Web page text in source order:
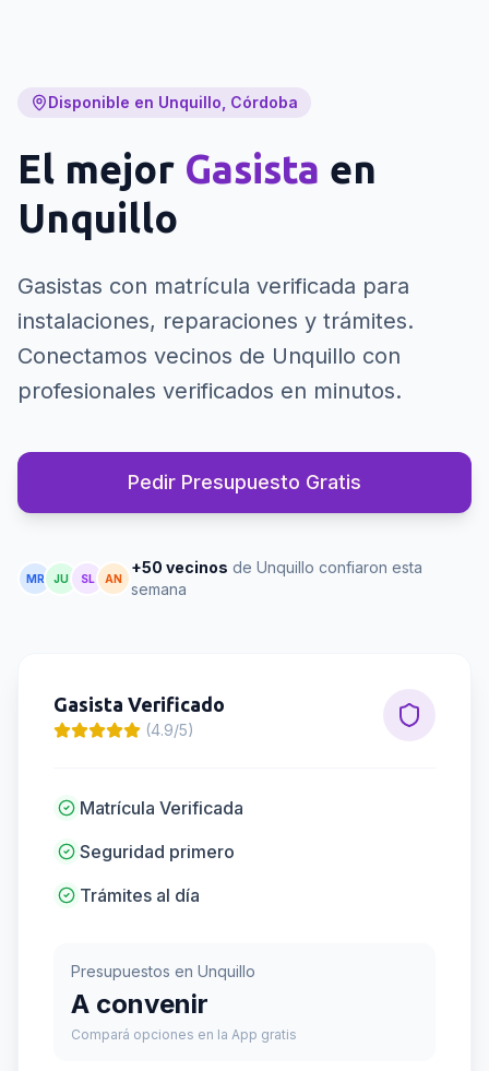
Disponible en Unquillo, Córdoba
El mejor Gasista en
Unquillo
Gasistas con matrícula verificada para
instalaciones, reparaciones y trámites.
Conectamos vecinos de Unquillo con
profesionales verificados en minutos.
Pedir Presupuesto Gratis
MR JU SL AN
+50 vecinos de Unquillo confiaron esta
semana
Gasista Verificado
(4.9/5)
Matrícula Verificada
Seguridad primero
Trámites al día
Presupuestos en Unquillo
A convenir
Compará opciones en la App gratis